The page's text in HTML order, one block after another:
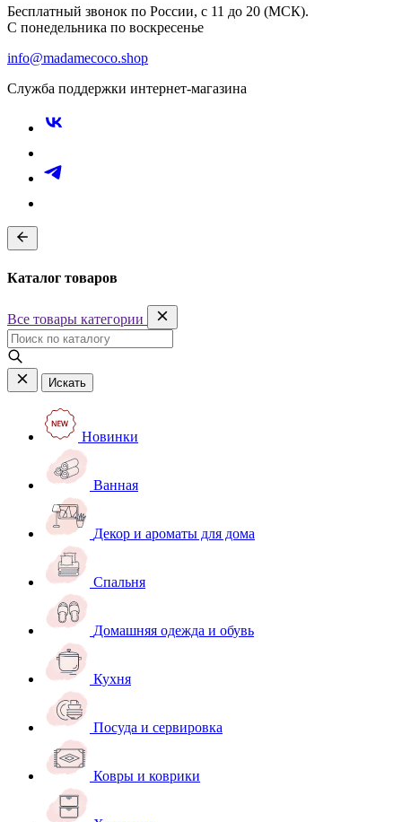
Бесплатный звонок по России, с 11 до 20 (МСК).
С понедельника по воскресенье
info@madamecoco.shop
Служба поддержки интернет-магазина
Каталог товаров
Все товары категории
Искать
Новинки
Ванная
Декор и ароматы для дома
Спальня
Домашняя одежда и обувь
Кухня
Посуда и сервировка
Ковры и коврики